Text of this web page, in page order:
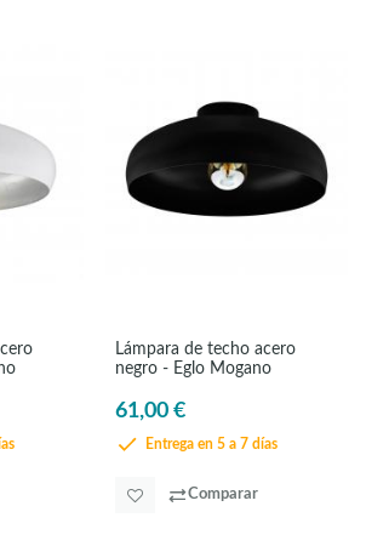
Lámpara de techo acero
negro - Eglo Mogano
61,00 €
Entrega en 5 a 7 días
Comparar